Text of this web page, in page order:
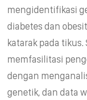
mengidentifikasi
diabetes dan
katarak pada
memfasilitasi
dengan
genetik, dan data